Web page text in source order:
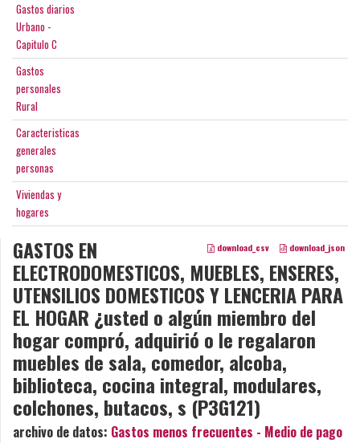
Gastos diarios
Urbano -
Capitulo C
Gastos
personales
Rural
Caracteristicas
generales
personas
Viviendas y
hogares
download_csv download_json
GASTOS EN
ELECTRODOMESTICOS, MUEBLES, ENSERES,
UTENSILIOS DOMESTICOS Y LENCERIA PARA
EL HOGAR ¿usted o algún miembro del
hogar compró, adquirió o le regalaron
muebles de sala, comedor, alcoba,
biblioteca, cocina integral, modulares,
colchones, butacos, s (P3G121)
archivo de datos: Gastos menos frecuentes - Medio de pago